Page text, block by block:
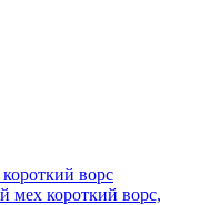
ворс
мех короткий ворс,